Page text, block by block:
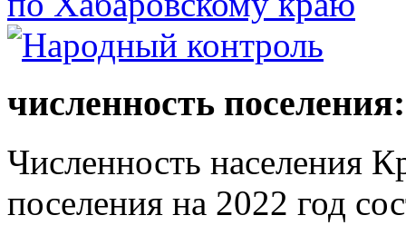
численность поселения:
Численность населения
поселения на 2022 год